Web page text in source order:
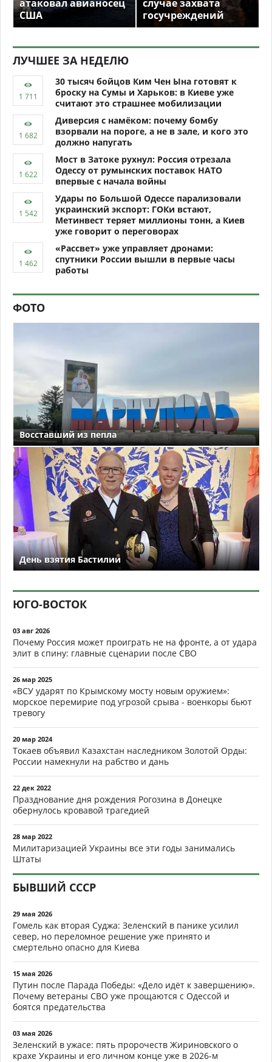
атаковал авианосец
США
случае захвата
госучреждений
ЛУЧШЕЕ ЗА НЕДЕЛЮ
30 тысяч бойцов Ким Чен Ына готовят к
броску на Сумы и Харьков: в Киеве уже
считают это страшнее мобилизации
Диверсия с намёком: почему бомбу
взорвали на пороге, а не в зале, и кого это
должно напугать
Мост в Затоке рухнул: Россия отрезала
Одессу от румынских поставок НАТО
впервые с начала войны
Удары по Большой Одессе парализовали
украинский экспорт: ГОКи встают,
Метинвест теряет миллионы тонн, а Киев
уже говорит о переговорах
«Рассвет» уже управляет дронами:
спутники России вышли в первые часы
работы
ФОТО
Восставший из пепла
День взятия Бастилии
ЮГО-ВОСТОК
03 авг 2026
Почему Россия может проиграть не на фронте, а от удара
элит в спину: главные сценарии после СВО
26 мар 2025
«ВСУ ударят по Крымскому мосту новым оружием»:
морское перемирие под угрозой срыва - военкоры бьют
тревогу
20 мар 2024
Токаев объявил Казахстан наследником Золотой Орды:
России намекнули на рабство и дань
22 дек 2022
Празднование дня рождения Рогозина в Донецке
обернулось кровавой трагедией
28 мар 2022
Милитаризацией Украины все эти годы занимались
Штаты
БЫВШИЙ СССР
29 мая 2026
Гомель как вторая Суджа: Зеленский в панике усилил
север, но переломное решение уже принято и
смертельно опасно для Киева
15 мая 2026
Путин после Парада Победы: «Дело идёт к завершению».
Почему ветераны СВО уже прощаются с Одессой и
боятся предательства
03 мая 2026
Зеленский в ужасе: пять пророчеств Жириновского о
крахе Украины и его личном конце уже в 2026-м